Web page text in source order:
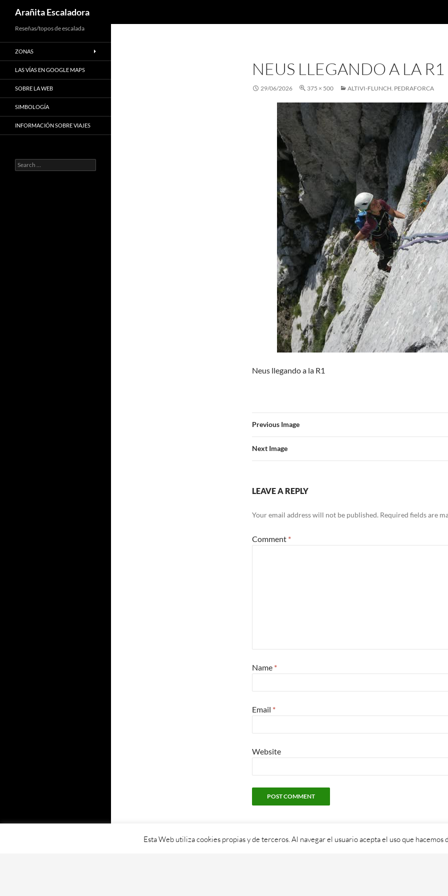
to
content
Arañita Escaladora
NEUS LLEGANDO A LA R1
29/06/2026 375 × 500 ALTIVI-FLUNCH. PEDRAFORCA
Neus llegando a la R1
Previous Image
Next Image
LEAVE A REPLY
Your email address will not be published. Required fields are
Comment *
Name *
Email *
Website
Reseñas/topos de escalada
ZONAS
LAS VÍAS EN GOOGLE MAPS
SOBRE LA WEB
SIMBOLOGÍA
INFORMACIÓN SOBRE VIAJES
Search
for:
Esta Web utiliza cookies propias y de terceros. Al navegar el usuario acepta el uso que hacemos